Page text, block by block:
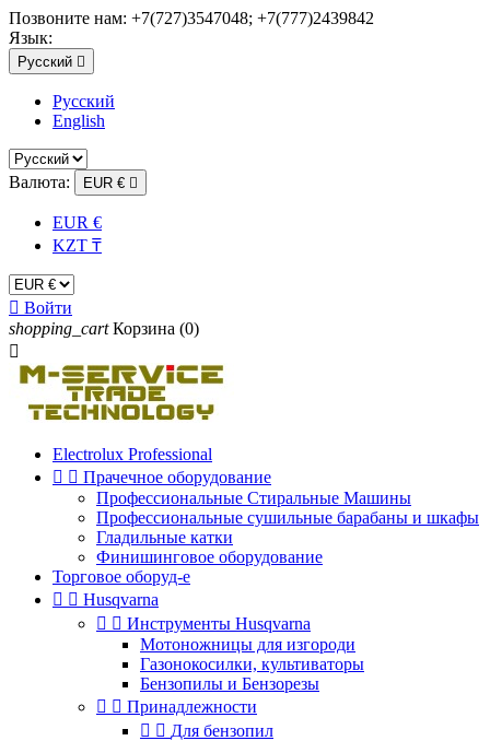
Позвоните нам: +7(727)3547048; +7(777)2439842
Язык:
Русский 
Русский
English
Валюта: EUR € 
EUR €
KZT ₸
 Войти
shopping_cart Корзина (0)

Electrolux Professional
  Прачечное оборудование
Профессиональные Стиральные Машины
Профессиональные сушильные барабаны и шкафы
Гладильные катки
Финишинговое оборудование
Торговое оборуд-е
  Husqvarna
  Инструменты Husqvarna
Мотоножницы для изгороди
Газонокосилки, культиваторы
Бензопилы и Бензорезы
  Принадлежности
  Для бензопил